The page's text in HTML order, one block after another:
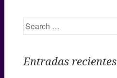
Search
Entradas recientes